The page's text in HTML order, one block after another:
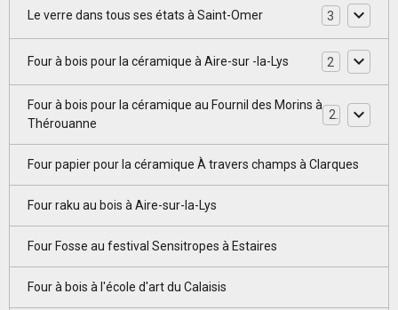
Le verre dans tous ses états à Saint-Omer 3
Four à bois pour la céramique à Aire-sur -la-Lys 2
Four à bois pour la céramique au Fournil des Morins à
Thérouanne
2
Four papier pour la céramique À travers champs à Clarques
Four raku au bois à Aire-sur-la-Lys
Four Fosse au festival Sensitropes à Estaires
Four à bois à l'école d'art du Calaisis